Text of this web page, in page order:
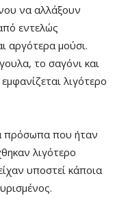
να αλλάξουν
εντελώς
αργότερα μούσι.
το σαγόνι και
λιγότερο
πρόσωπα που ήταν
λιγότερο
υποστεί κάποια